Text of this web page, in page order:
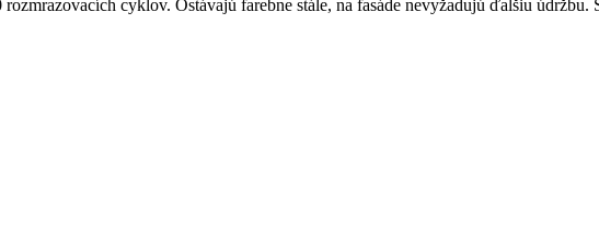
cyklov. Ostávajú farebne stále, na fasáde nevyžadujú ďalšiu